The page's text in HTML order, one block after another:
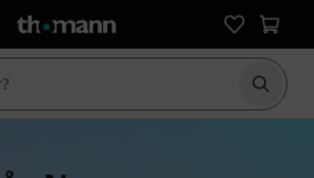
Börja